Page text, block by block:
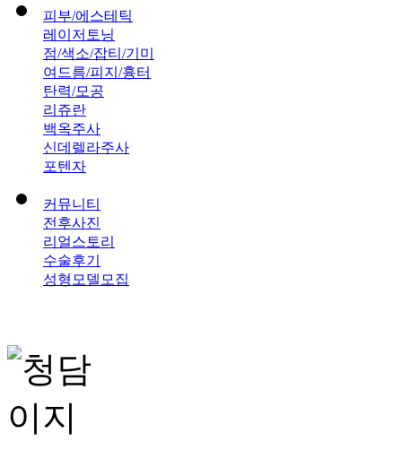
피부/에스테틱
레이저토닝
점/색소/잡티/기미
여드름/피지/흉터
탄력/모공
리쥬란
백옥주사
신데렐라주사
포텐자
커뮤니티
전후사진
리얼스토리
수술후기
성형모델모집